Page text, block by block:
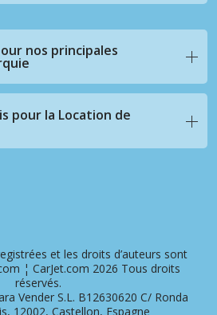
nos principales
pour la Location de
et les droits d’auteurs sont
¦ CarJet.com 2026 Tous droits
réservés.
Vender S.L. B12630620 C/ Ronda
12002, Castellon, Espagne